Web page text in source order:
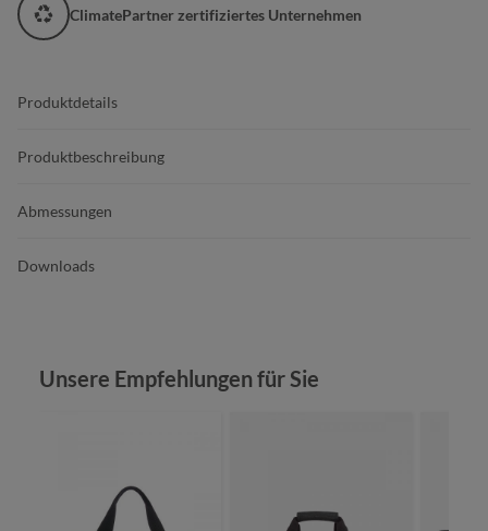
ClimatePartner zertifiziertes Unternehmen
Produktdetails
Produktbeschreibung
Abmessungen
Downloads
Produktgalerie überspringen
Unsere Empfehlungen für Sie